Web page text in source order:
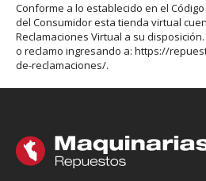
Conforme a lo establecido en el
del Consumidor esta tienda virtual
Reclamaciones Virtual a su
o reclamo ingresando a: https://
de-reclamaciones/.